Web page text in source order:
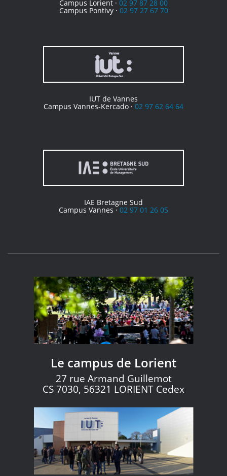
Campus Lorient · 02 97 87 28 00
Campus Pontivy · 02 97 27 67 70
IUT de Vannes
Campus Vannes-Kercado · 02 97 62 64 64
IAE Bretagne Sud
Campus Vannes ·02 97 01 26 05
Le campus de Lorient
27 rue Armand Guillemot
CS 7030, 56321 LORIENT Cedex